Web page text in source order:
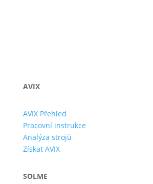
AVIX
AVIX Přehled
Pracovní instrukce
Analýza strojů
Získat AVIX
SOLME